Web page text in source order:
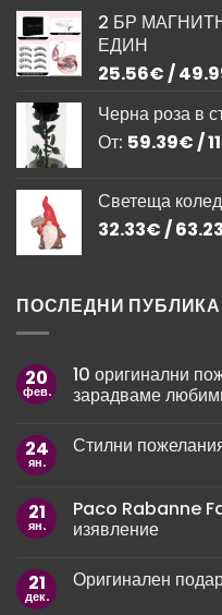
2 БР
ЕДИН
25.56€/
Черна роза в
От: 59.39€/
Светеща
32.33€/
ПОСЛЕДНИ
20
фев.
10 оригинални
зарадваме
за
за
8
март:
зарадваме
любимите
24
ян.
Стилни
Стилни
пожелания
за
на
мъж
21
ян.
Paco Rabanne
изявление
за
Paco
21
дек.
Оригинален